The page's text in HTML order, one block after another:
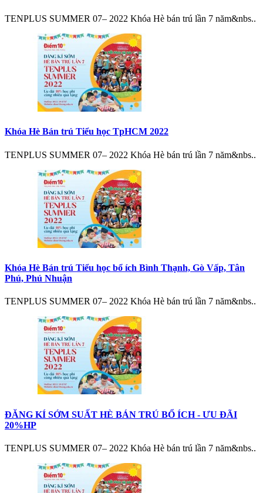
TENPLUS SUMMER 07– 2022 Khóa Hè bán trú lần 7 năm&nbs..
Khóa Hè Bán trú Tiểu học TpHCM 2022
TENPLUS SUMMER 07– 2022 Khóa Hè bán trú lần 7 năm&nbs..
Khóa Hè Bán trú Tiểu học bổ ích Bình Thạnh, Gò Vấp, Tân
Phú, Phú Nhuận
TENPLUS SUMMER 07– 2022 Khóa Hè bán trú lần 7 năm&nbs..
ĐĂNG KÍ SỚM SUẤT HÈ BÁN TRÚ BỔ ÍCH - ƯU ĐÃI
20%HP
TENPLUS SUMMER 07– 2022 Khóa Hè bán trú lần 7 năm&nbs..